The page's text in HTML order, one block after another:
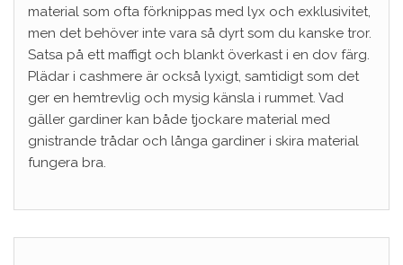
material som ofta förknippas med lyx och exklusivitet,
men det behöver inte vara så dyrt som du kanske tror.
Satsa på ett maffigt och blankt överkast i en dov färg.
Plädar i cashmere är också lyxigt, samtidigt som det
ger en hemtrevlig och mysig känsla i rummet. Vad
gäller gardiner kan både tjockare material med
gnistrande trådar och långa gardiner i skira material
fungera bra.